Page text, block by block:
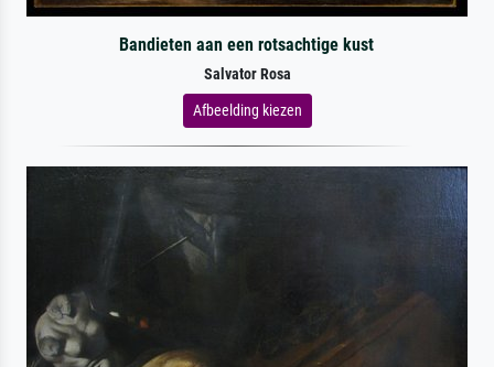
Bandieten aan een rotsachtige kust
Salvator Rosa
Afbeelding kiezen